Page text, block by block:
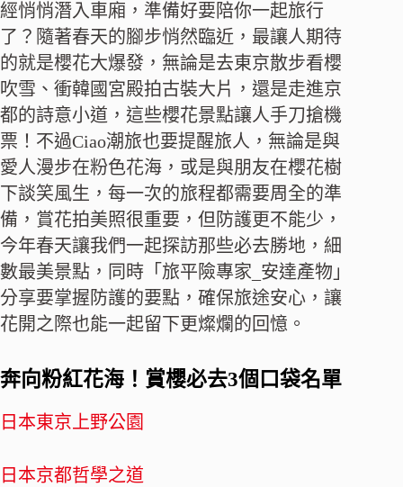
經悄悄潛入車廂，準備好要陪你一起旅行
了？隨著春天的腳步悄然臨近，最讓人期待
的就是櫻花大爆發，無論是去東京散步看櫻
吹雪、衝韓國宮殿拍古裝大片，還是走進京
都的詩意小道，這些櫻花景點讓人手刀搶機
票！不過Ciao潮旅也要提醒旅人，無論是與
愛人漫步在粉色花海，或是與朋友在櫻花樹
下談笑風生，每一次的旅程都需要周全的準
備，賞花拍美照很重要，但防護更不能少，
今年春天讓我們一起探訪那些必去勝地，細
數最美景點，同時「旅平險專家_安達產物」
分享要掌握防護的要點，確保旅途安心，讓
花開之際也能一起留下更燦爛的回憶。
奔向粉紅花海！賞櫻必去3個口袋名單
日本東京上野公園
日本京都哲學之道